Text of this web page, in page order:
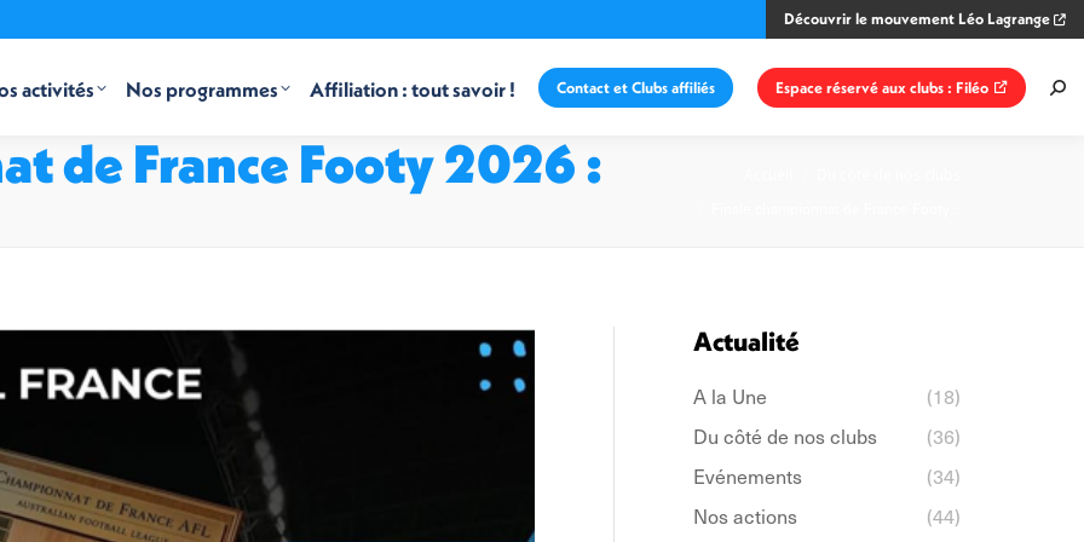
Découvrir le mouvement Léo Lagrange
activités Nos programmes Affiliation : tout savoir ! Contact et Clubs affiliés Espace réservé aux clubs : Filéo
de France Footy 2026 :
Actualité
A la Une
(18)
Du côté de nos clubs
(36)
Evénements
(34)
Nos actions
(44)